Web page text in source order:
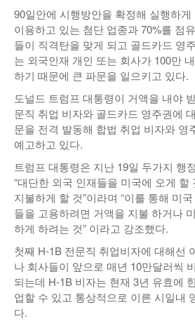
90일안에 시행방안을 확정해 실행하
이용하고 있는 첨단 업종과 70%를 점
들이 직격탄을 맞게 되고 골드카드 영
는 외국인재 개인 또는 회사가 100만
하기 때문에 큰 파문을 일으키고 있다.
도널드 트럼프 대통령이 거액을 내야
문직 취업 비자와 골드카드 영주권에
문을 전격 발동해 합법 취업 비자와 영
예고하고 있다.
트럼프 대통령은 지난 19일 두가지 행
“대단한 외국 인재들을 미국에 오게 할
지불하게 할 것”이라며 “이를 통해 미
들을 고용하려면 거액을 지불 하거나
하게 하려는 것” 이라고 강조했다.
첫째 H-1B 전문직 취업비자에 대해선
나 회사들이 앞으로 매년 10만달러씩
되는데 H-1B 비자는 현재 3년 유효에
업할 수 있고 통상적으로 이른 시일내
다.